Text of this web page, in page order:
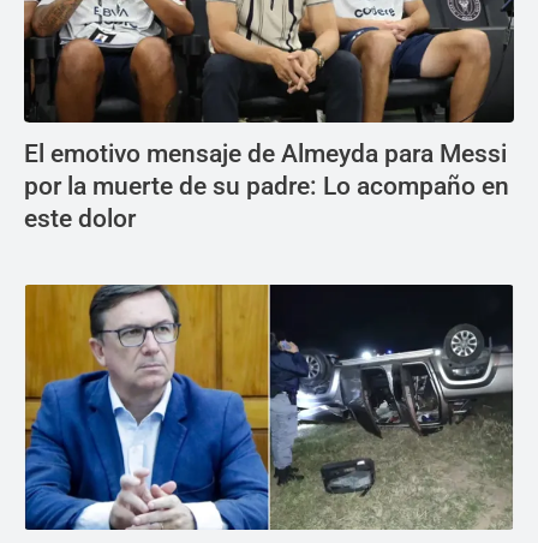
El emotivo mensaje de Almeyda para Messi
por la muerte de su padre: Lo acompaño en
este dolor